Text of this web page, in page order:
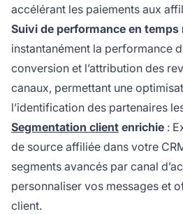
accélérant les paiements aux
Suivi de performance en temps
instantanément la performance
conversion et l’attribution des
canaux, permettant une
l’identification des partenaires
Segmentation client enrichie :
de source affiliée dans votre
segments avancés par canal
personnaliser vos messages et
client.